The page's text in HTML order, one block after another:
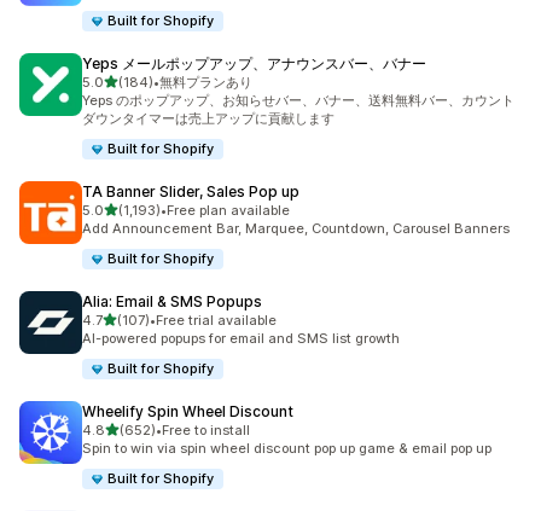
Built for Shopify
Yeps メールポップアップ、アナウンスバー、バナー
5.05つ星中
(184)
合計レビュー数：184件
•無料プランあり
Yeps のポップアップ、お知らせバー、バナー、送料無料バー、カウント
ダウンタイマーは売上アップに貢献します
Built for Shopify
TA Banner Slider, Sales Pop up
5.05つ星中
(1,193)
合計レビュー数：1193件
•Free plan available
Add Announcement Bar, Marquee, Countdown, Carousel Banners
Built for Shopify
Alia: Email & SMS Popups
4.75つ星中
(107)
合計レビュー数：107件
•Free trial available
AI-powered popups for email and SMS list growth
Built for Shopify
Wheelify Spin Wheel Discount
4.85つ星中
(652)
合計レビュー数：652件
•Free to install
Spin to win via spin wheel discount pop up game & email pop up
Built for Shopify